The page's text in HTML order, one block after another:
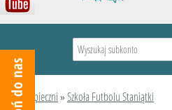
Podopieczni»Szkoła Futbolu Staniątki